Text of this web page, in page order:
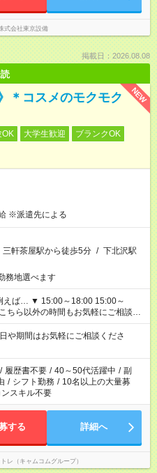
式会社東京設備
掲載日：2026.08.08
NEW
＊コスメのモクモク
OK 大学生歓迎
ブランクOK
※派遣先による
三軒茶屋駅から徒歩5分 / 下北沢駅
務地選べます
期間はお気軽にご相談くださ
/ 履歴書不要 / 40～50代活躍中 / 副
/ シフト勤務 / 10名以上の大量募
スキル不要
する 詳細へ
レ（キャムコムグループ）